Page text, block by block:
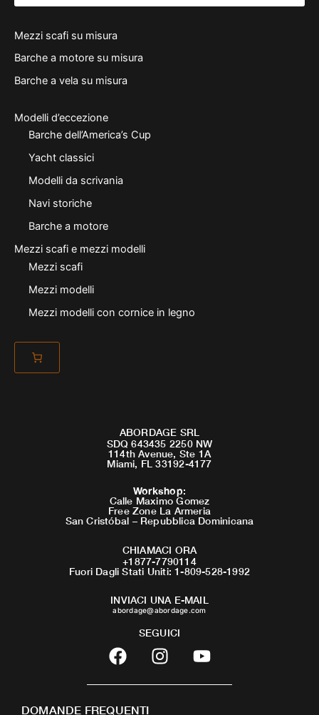
Mezzi scafi su misura
Barche a motore su misura
Barche a vela su misura
Modelli d’eccezione
Barche dell’America’s Cup
Yacht classici
Modelli da scrivania
Navi storiche
Barche a motore
Mezzi scafi e mezzi modelli
Mezzi scafi
Mezzi modelli
Mezzi modelli con cornice in legno
ABORDAGE SRL
SDQ 643435 2250 NW
114th Avenue, Ste 1A
Miami, FL 33192-4177
Workshop:
Calle Maximo Gomez
Free Zone La Armeria
San Cristóbal – Repubblica Dominicana
CHIAMACI ORA
+1877-7790114
Fuori Dagli Stati Uniti: 1-809-528-1992
INVIACI UNA E-MAIL
abordage@abordage.com
SEGUICI
F
a
c
I
n
s
Y
o
u
DOMANDE FREQUENTI